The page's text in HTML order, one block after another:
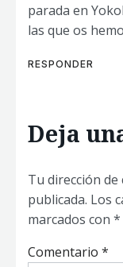
parada en
las que os
RESPONDER
Deja
Tu dirección
publicada. Los
marcados con *
Comentario *